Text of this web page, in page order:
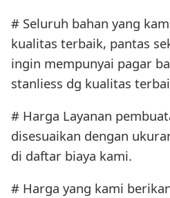
# Seluruh bahan yang
kualitas terbaik, pantas
ingin mempunyai pagar
stanliess dg kualitas
# Harga Layanan
disesuaikan dengan
di daftar biaya kami.
# Harga yang kami